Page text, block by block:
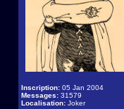
Inscription: 05 Jan 2004
Messages: 31579
Localisation: Joker